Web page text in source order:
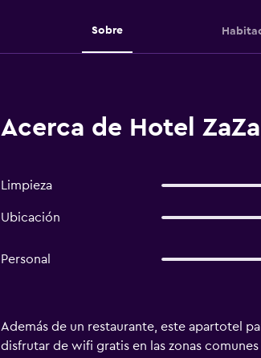
Sobre
Acerca de Hotel
Limpieza
Ubicación
Personal
Además de un restaurante, este apartotel
disfrutar de wifi gratis en las zonas